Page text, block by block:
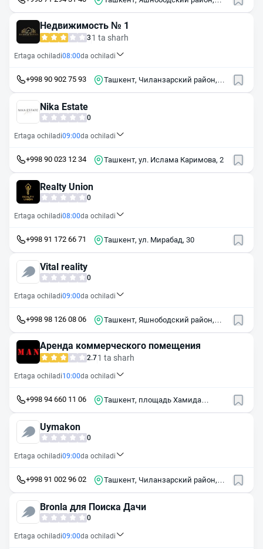
Недвижимость № 1
3 1 ta sharh
Ertaga ochiladi08:00da ochiladi
+998 90 902 75 93
Ташкент, Чиланзарский район,
Nika Estate
0
Ertaga ochiladi09:00da ochiladi
+998 90 023 12 34 Ташкент, ул. Ислама Каримова, 2
Realty Union
0
Ertaga ochiladi08:00da ochiladi
+998 91 172 66 71 Ташкент, ул. Мирабад, 30
Vital reality
0
Ertaga ochiladi09:00da ochiladi
+998 98 126 08 06
Ташкент, Яшнободский район,
Аренда коммерческого помещения
2.71 ta sharh
Ertaga ochiladi10:00da ochiladi
+998 94 660 11 06
Ташкент, площадь Хамида
Uymakon
0
Ertaga ochiladi09:00da ochiladi
+998 91 002 96 02
Ташкент, Чиланзарский район,
Bronla для Поиска Дачи
0
Ertaga ochiladi09:00da ochiladi